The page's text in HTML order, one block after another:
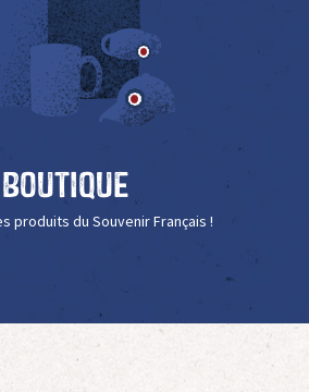
Boutique
produits du Souvenir Français !